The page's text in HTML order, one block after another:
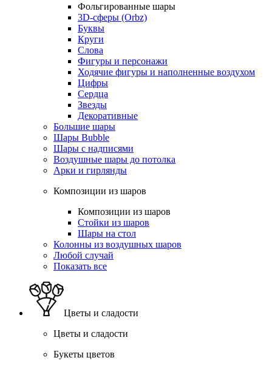
Фольгированные шары
3D-сферы (Orbz)
Буквы
Круги
Слова
Фигуры и персонажи
Ходячие фигуры и наполненные воздухом
Цифры
Сердца
Звезды
Декоративные
Большие шары
Шары Bubble
Шары с надписями
Воздушные шары до потолка
Арки и гирлянды
Композиции из шаров
Композиции из шаров
Стойки из шаров
Шары на стол
Колонны из воздушных шаров
Любой случай
Показать все
Цветы и сладости
Цветы и сладости
Букеты цветов